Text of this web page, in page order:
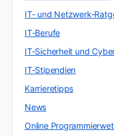
IT- und Netzwerk-
IT-Berufe
IT-Sicherheit und
IT-Stipendien
Karrieretipps
News
Online